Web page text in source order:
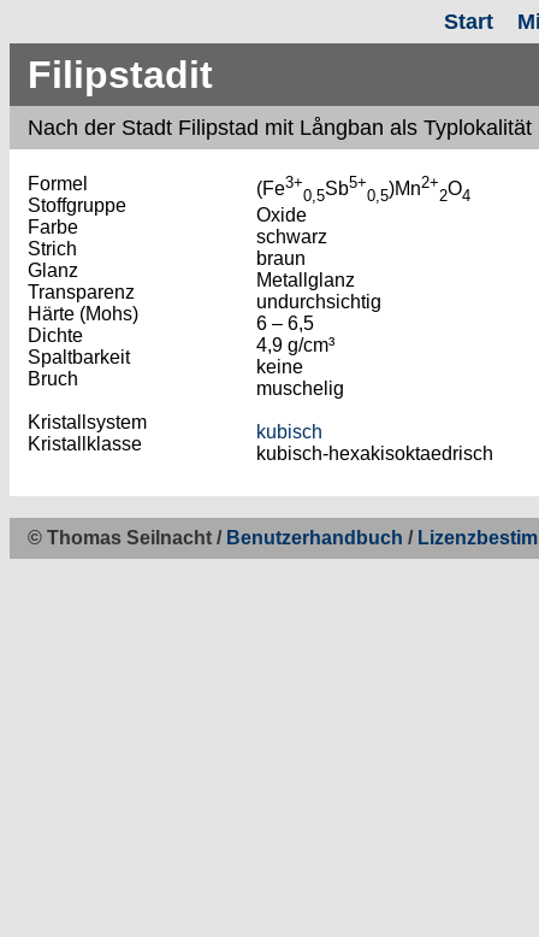
Start
Filipstadit
Nach der Stadt Filipstad mit Långban als Typlokalität
Formel
Stoffgruppe
Farbe
Strich
Glanz
Transparenz
Härte (Mohs)
Dichte
Spaltbarkeit
Bruch
Kristallsystem
Kristallklasse
(Fe3+
0,5Sb5+
0,5)Mn2+
2O4
Oxide
schwarz
braun
Metallglanz
undurchsichtig
6 – 6,5
4,9 g/cm³
keine
muschelig
kubisch
kubisch-hexakisoktaedrisch
© Thomas Seilnacht / Benutzerhandbuch /